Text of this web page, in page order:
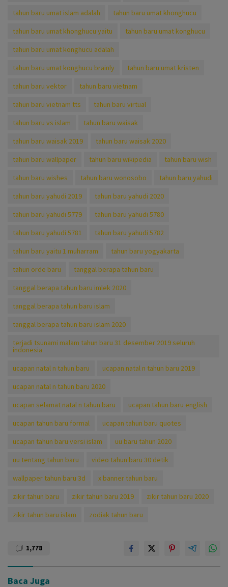
tahun baru umat islam adalah
tahun baru umat khonghucu
tahun baru umat khonghucu yaitu
tahun baru umat konghucu
tahun baru umat konghucu adalah
tahun baru umat konghucu brainly
tahun baru umat kristen
tahun baru vektor
tahun baru vietnam
tahun baru vietnam tts
tahun baru virtual
tahun baru vs islam
tahun baru waisak
tahun baru waisak 2019
tahun baru waisak 2020
tahun baru wallpaper
tahun baru wikipedia
tahun baru wish
tahun baru wishes
tahun baru wonosobo
tahun baru yahudi
tahun baru yahudi 2019
tahun baru yahudi 2020
tahun baru yahudi 5779
tahun baru yahudi 5780
tahun baru yahudi 5781
tahun baru yahudi 5782
tahun baru yaitu 1 muharram
tahun baru yogyakarta
tahun orde baru
tanggal berapa tahun baru
tanggal berapa tahun baru imlek 2020
tanggal berapa tahun baru islam
tanggal berapa tahun baru islam 2020
terjadi tsunami malam tahun baru 31 desember 2019 seluruh
indonesia
ucapan natal n tahun baru
ucapan natal n tahun baru 2019
ucapan natal n tahun baru 2020
ucapan selamat natal n tahun baru
ucapan tahun baru english
ucapan tahun baru formal
ucapan tahun baru quotes
ucapan tahun baru versi islam
uu baru tahun 2020
uu tentang tahun baru
video tahun baru 30 detik
wallpaper tahun baru 3d
x banner tahun baru
zikir tahun baru
zikir tahun baru 2019
zikir tahun baru 2020
zikir tahun baru islam
zodiak tahun baru
1,778
Baca Juga